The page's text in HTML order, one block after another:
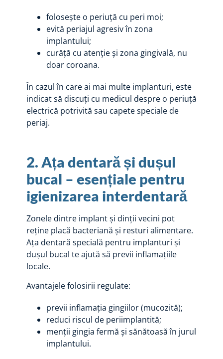
folosește o periuță cu peri moi;
evită periajul agresiv în zona
implantului;
curăță cu atenție și zona gingivală, nu
doar coroana.
În cazul în care ai mai multe implanturi, este
indicat să discuți cu medicul despre o periuță
electrică potrivită sau capete speciale de
periaj.
2. Ața dentară și dușul
bucal – esențiale pentru
igienizarea interdentară
Zonele dintre implant și dinții vecini pot
reține placă bacteriană și resturi alimentare.
Ața dentară specială pentru implanturi și
dușul bucal te ajută să previi inflamațiile
locale.
Avantajele folosirii regulate:
previi inflamația gingiilor (mucozită);
reduci riscul de periimplantită;
menții gingia fermă și sănătoasă în jurul
implantului.